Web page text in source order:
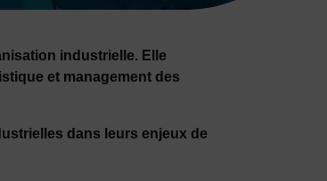
industrielle. Elle
et management des
dans leurs enjeux de